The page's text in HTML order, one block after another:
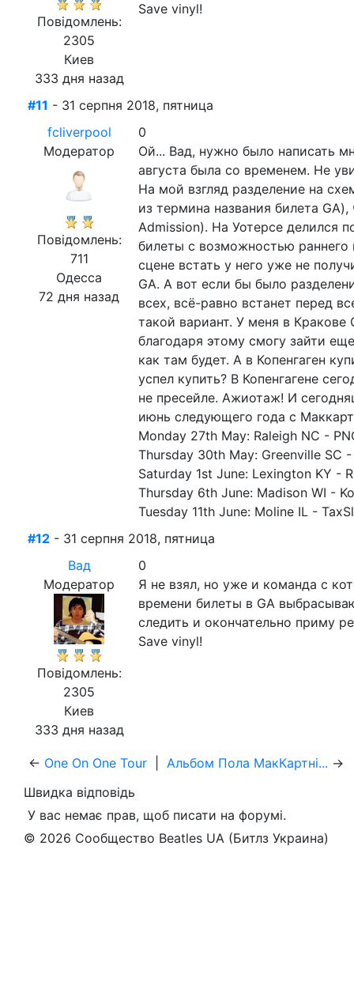
Повідомлень:
2305
Киев
333 дня назад
Save vinyl!
#11 - 31 серпня 2018, пятница
fcliverpool
Модератор
Повідомлень:
711
Одесса
72 дня назад
0
Ой... Вад, нужно было написать
августа была со временем. Не
На мой взгляд разделение на
из термина названия билета
Admission). На Уотерсе делился
билеты с возможностью раннего
сцене встать у него уже не
GА. А вот если бы было
всех, всё-равно встанет перед
такой вариант. У меня в
благодаря этому смогу зайти
как там будет. А в Копенгаген
успел купить? В Копенгагене
не пресейле. Ажиотаж! И
июнь следующего года с
Monday 27th May: Raleigh NC -
Thursday 30th May: Greenville SC
Saturday 1st June: Lexington KY -
Thursday 6th June: Madison WI -
Tuesday 11th June: Moline IL -
#12 - 31 серпня 2018, пятница
Вад
Модератор
Повідомлень:
2305
Киев
333 дня назад
0
Я не взял, но уже и команда с
времени билеты в GA
следить и окончательно приму
Save vinyl!
← One On One Tour Альбом Пола МакКартні... →
Швидка відповідь
У вас немає прав, щоб писати на форумі.
© 2026 Сообщество Beatles UA (Битлз Украина)